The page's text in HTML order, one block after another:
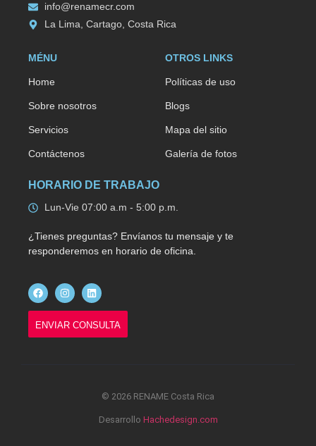
info@renamecr.com
La Lima, Cartago, Costa Rica
MÉNU
Home
Sobre nosotros
Servicios
Contáctenos
OTROS LINKS
Políticas de uso
Blogs
Mapa del sitio
Galería de fotos
HORARIO DE TRABAJO
Lun-Vie 07:00 a.m - 5:00 p.m.
¿Tienes preguntas? Envíanos tu mensaje y te
responderemos en horario de oficina.
ENVIAR CONSULTA
© 2026 RENAME Costa Rica
Desarrollo Hachedesign.com